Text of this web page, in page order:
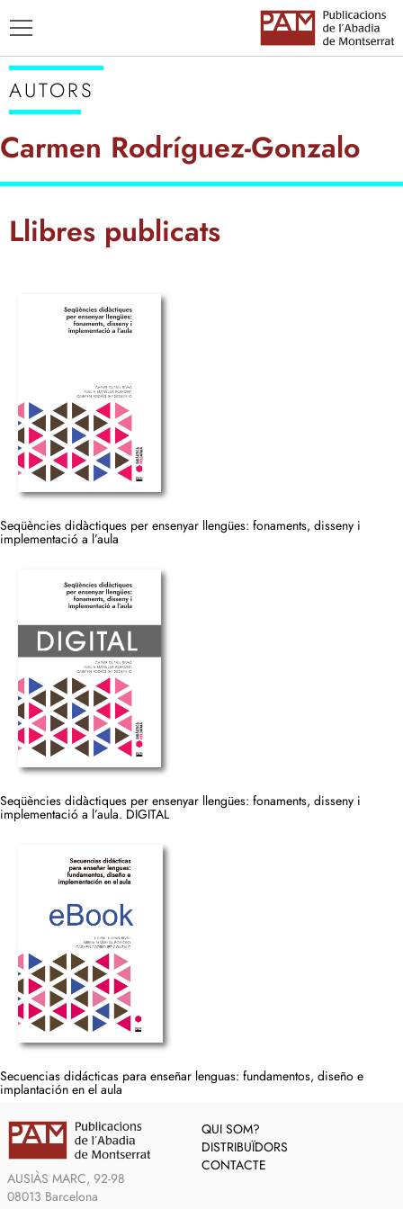
AUTORS
ENSENYAMENT CATALÀ
AUTORS
Carmen Rodríguez-Gonzalo
Llibres publicats
Seqüències didàctiques per ensenyar llengües: fonaments, disseny i
implementació a l’aula
Seqüències didàctiques per ensenyar llengües: fonaments, disseny i
implementació a l’aula. DIGITAL
Secuencias didácticas para enseñar lenguas: fundamentos, diseño e
implantación en el aula
AUSIÀS MARC, 92-98
08013 Barcelona
QUI SOM?
DISTRIBUÏDORS
CONTACTE